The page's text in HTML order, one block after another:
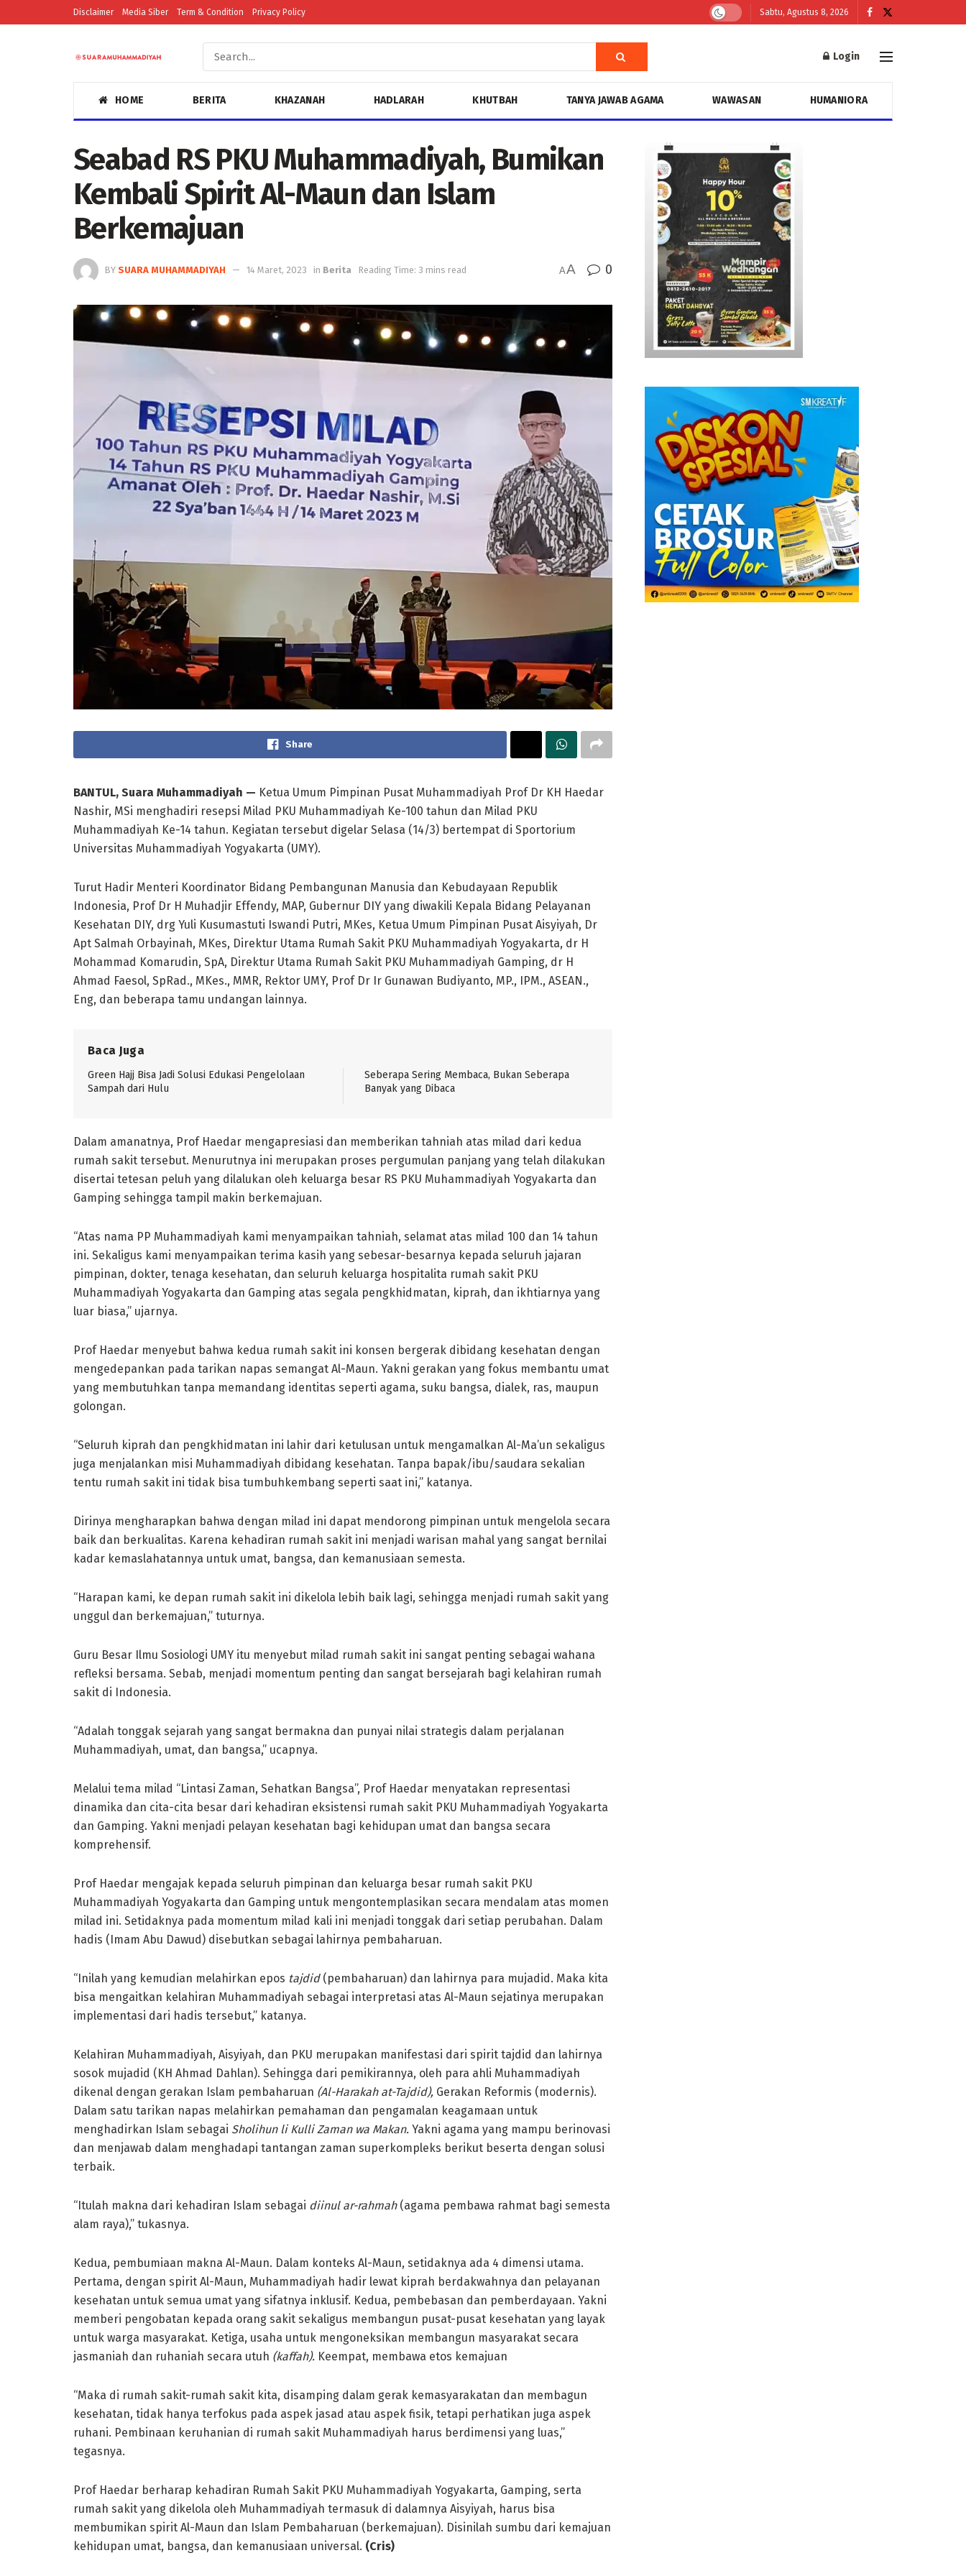
Disclaimer Media Siber Term & Condition Privacy Policy Sabtu, Agustus 8, 2026
Login
HOME BERITA KHAZANAH HADLARAH KHUTBAH TANYA JAWAB AGAMA WAWASAN HUMANIORA
Seabad RS PKU Muhammadiyah, Bumikan
Kembali Spirit Al-Maun dan Islam
Berkemajuan
BY SUARA MUHAMMADIYAH 14 Maret, 2023 in Berita Reading Time: 3 mins read AA 0
Share
BANTUL, Suara Muhammadiyah — Ketua Umum Pimpinan Pusat Muhammadiyah Prof Dr KH Haedar
Nashir, MSi menghadiri resepsi Milad PKU Muhammadiyah Ke-100 tahun dan Milad PKU
Muhammadiyah Ke-14 tahun. Kegiatan tersebut digelar Selasa (14/3) bertempat di Sportorium
Universitas Muhammadiyah Yogyakarta (UMY).
Turut Hadir Menteri Koordinator Bidang Pembangunan Manusia dan Kebudayaan Republik
Indonesia, Prof Dr H Muhadjir Effendy, MAP, Gubernur DIY yang diwakili Kepala Bidang Pelayanan
Kesehatan DIY, drg Yuli Kusumastuti Iswandi Putri, MKes, Ketua Umum Pimpinan Pusat Aisyiyah, Dr
Apt Salmah Orbayinah, MKes, Direktur Utama Rumah Sakit PKU Muhammadiyah Yogyakarta, dr H
Mohammad Komarudin, SpA, Direktur Utama Rumah Sakit PKU Muhammadiyah Gamping, dr H
Ahmad Faesol, SpRad., MKes., MMR, Rektor UMY, Prof Dr Ir Gunawan Budiyanto, MP., IPM., ASEAN.,
Eng, dan beberapa tamu undangan lainnya.
Baca Juga
Green Hajj Bisa Jadi Solusi Edukasi Pengelolaan
Sampah dari Hulu
Seberapa Sering Membaca, Bukan Seberapa
Banyak yang Dibaca
Dalam amanatnya, Prof Haedar mengapresiasi dan memberikan tahniah atas milad dari kedua
rumah sakit tersebut. Menurutnya ini merupakan proses pergumulan panjang yang telah dilakukan
disertai tetesan peluh yang dilalukan oleh keluarga besar RS PKU Muhammadiyah Yogyakarta dan
Gamping sehingga tampil makin berkemajuan.
“Atas nama PP Muhammadiyah kami menyampaikan tahniah, selamat atas milad 100 dan 14 tahun
ini. Sekaligus kami menyampaikan terima kasih yang sebesar-besarnya kepada seluruh jajaran
pimpinan, dokter, tenaga kesehatan, dan seluruh keluarga hospitalita rumah sakit PKU
Muhammadiyah Yogyakarta dan Gamping atas segala pengkhidmatan, kiprah, dan ikhtiarnya yang
luar biasa,” ujarnya.
Prof Haedar menyebut bahwa kedua rumah sakit ini konsen bergerak dibidang kesehatan dengan
mengedepankan pada tarikan napas semangat Al-Maun. Yakni gerakan yang fokus membantu umat
yang membutuhkan tanpa memandang identitas seperti agama, suku bangsa, dialek, ras, maupun
golongan.
“Seluruh kiprah dan pengkhidmatan ini lahir dari ketulusan untuk mengamalkan Al-Ma’un sekaligus
juga menjalankan misi Muhammadiyah dibidang kesehatan. Tanpa bapak/ibu/saudara sekalian
tentu rumah sakit ini tidak bisa tumbuhkembang seperti saat ini,” katanya.
Dirinya mengharapkan bahwa dengan milad ini dapat mendorong pimpinan untuk mengelola secara
baik dan berkualitas. Karena kehadiran rumah sakit ini menjadi warisan mahal yang sangat bernilai
kadar kemaslahatannya untuk umat, bangsa, dan kemanusiaan semesta.
“Harapan kami, ke depan rumah sakit ini dikelola lebih baik lagi, sehingga menjadi rumah sakit yang
unggul dan berkemajuan,” tuturnya.
Guru Besar Ilmu Sosiologi UMY itu menyebut milad rumah sakit ini sangat penting sebagai wahana
refleksi bersama. Sebab, menjadi momentum penting dan sangat bersejarah bagi kelahiran rumah
sakit di Indonesia.
“Adalah tonggak sejarah yang sangat bermakna dan punyai nilai strategis dalam perjalanan
Muhammadiyah, umat, dan bangsa,” ucapnya.
Melalui tema milad “Lintasi Zaman, Sehatkan Bangsa”, Prof Haedar menyatakan representasi
dinamika dan cita-cita besar dari kehadiran eksistensi rumah sakit PKU Muhammadiyah Yogyakarta
dan Gamping. Yakni menjadi pelayan kesehatan bagi kehidupan umat dan bangsa secara
komprehensif.
Prof Haedar mengajak kepada seluruh pimpinan dan keluarga besar rumah sakit PKU
Muhammadiyah Yogyakarta dan Gamping untuk mengontemplasikan secara mendalam atas momen
milad ini. Setidaknya pada momentum milad kali ini menjadi tonggak dari setiap perubahan. Dalam
hadis (Imam Abu Dawud) disebutkan sebagai lahirnya pembaharuan.
“Inilah yang kemudian melahirkan epos tajdid(pembaharuan) dan lahirnya para mujadid. Maka kita
bisa mengaitkan kelahiran Muhammadiyah sebagai interpretasi atas Al-Maun sejatinya merupakan
implementasi dari hadis tersebut,” katanya.
Kelahiran Muhammadiyah, Aisyiyah, dan PKU merupakan manifestasi dari spirit tajdid dan lahirnya
sosok mujadid (KH Ahmad Dahlan). Sehingga dari pemikirannya, oleh para ahli Muhammadiyah
dikenal dengan gerakan Islam pembaharuan (Al-Harakah at-Tajdid), Gerakan Reformis (modernis).
Dalam satu tarikan napas melahirkan pemahaman dan pengamalan keagamaan untuk
menghadirkan Islam sebagai Sholihun li Kulli Zaman wa Makan. Yakni agama yang mampu berinovasi
dan menjawab dalam menghadapi tantangan zaman superkompleks berikut beserta dengan solusi
terbaik.
“Itulah makna dari kehadiran Islam sebagai diinul ar-rahmah(agama pembawa rahmat bagi semesta
alam raya),” tukasnya.
Kedua, pembumiaan makna Al-Maun. Dalam konteks Al-Maun, setidaknya ada 4 dimensi utama.
Pertama, dengan spirit Al-Maun, Muhammadiyah hadir lewat kiprah berdakwahnya dan pelayanan
kesehatan untuk semua umat yang sifatnya inklusif. Kedua, pembebasan dan pemberdayaan. Yakni
memberi pengobatan kepada orang sakit sekaligus membangun pusat-pusat kesehatan yang layak
untuk warga masyarakat. Ketiga, usaha untuk mengoneksikan membangun masyarakat secara
jasmaniah dan ruhaniah secara utuh (kaffah). Keempat, membawa etos kemajuan
“Maka di rumah sakit-rumah sakit kita, disamping dalam gerak kemasyarakatan dan membagun
kesehatan, tidak hanya terfokus pada aspek jasad atau aspek fisik, tetapi perhatikan juga aspek
ruhani. Pembinaan keruhanian di rumah sakit Muhammadiyah harus berdimensi yang luas,”
tegasnya.
Prof Haedar berharap kehadiran Rumah Sakit PKU Muhammadiyah Yogyakarta, Gamping, serta
rumah sakit yang dikelola oleh Muhammadiyah termasuk di dalamnya Aisyiyah, harus bisa
membumikan spirit Al-Maun dan Islam Pembaharuan (berkemajuan). Disinilah sumbu dari kemajuan
kehidupan umat, bangsa, dan kemanusiaan universal. (Cris)